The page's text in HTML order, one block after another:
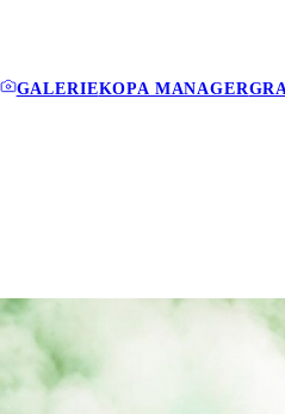
GALERIEKOPA MANAGER